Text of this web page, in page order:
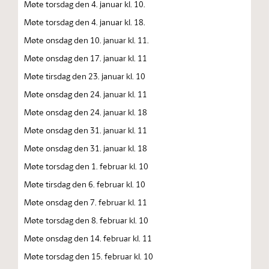
Møte torsdag den 4. januar kl. 10.
Møte torsdag den 4. januar kl. 18.
Møte onsdag den 10. januar kl. 11.
Møte onsdag den 17. januar kl. 11
Møte tirsdag den 23. januar kl. 10
Møte onsdag den 24. januar kl. 11
Møte onsdag den 24. januar kl. 18
Møte onsdag den 31. januar kl. 11
Møte onsdag den 31. januar kl. 18
Møte torsdag den 1. februar kl. 10
Møte tirsdag den 6. februar kl. 10
Møte onsdag den 7. februar kl. 11
Møte torsdag den 8. februar kl. 10
Møte onsdag den 14. februar kl. 11
Møte torsdag den 15. februar kl. 10